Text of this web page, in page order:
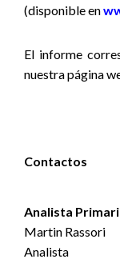
(disponible en
El informe
nuestra página
Contactos
Analista
Martin Rassori
Analista